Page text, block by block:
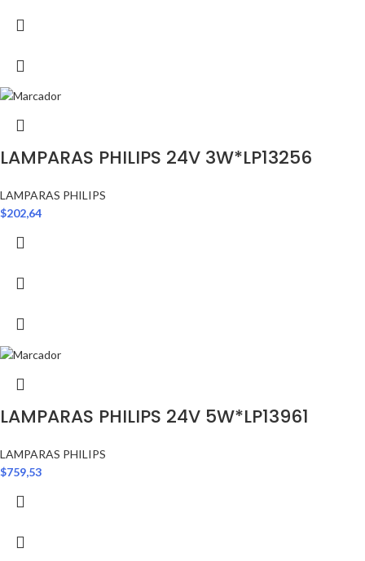
LAMPARAS PHILIPS 24V 3W*LP13256
LAMPARAS PHILIPS
$202,64
LAMPARAS PHILIPS 24V 5W*LP13961
LAMPARAS PHILIPS
$759,53